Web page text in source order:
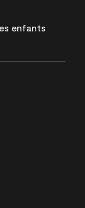
enfants